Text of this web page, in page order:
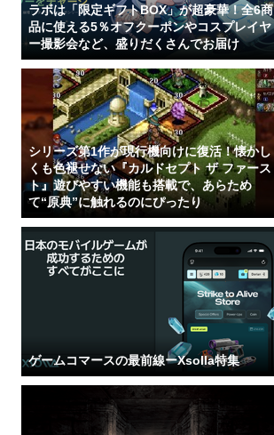
ラボは「限定ギフトBOX」が超豪華！全6商
品に使える5％オフクーポンやコスプレイヤ
ー撮影会など、盛りだくさんでお届け
シリーズ第1作が現行機向けに復活！懐かし
くも色褪せない『カルドセプト ザ ファース
ト』遊びやすい機能も搭載で、あらため
て“原典”に触れるのにぴったり
ゲームコマースの最前線ーXsolla特集